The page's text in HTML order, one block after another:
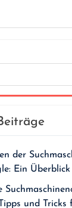
der
Ein Überblick
Tipps und